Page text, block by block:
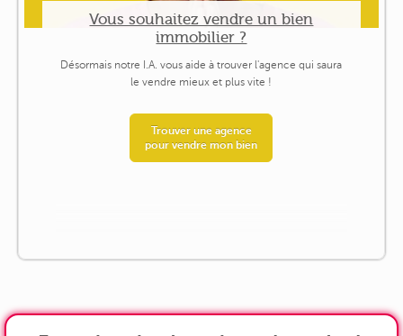
Vous souhaitez vendre un bien
immobilier ?
Désormais notre I.A. vous aide à trouver l'agence qui saura
le vendre mieux et plus vite !
Trouver une agence
pour vendre mon bien